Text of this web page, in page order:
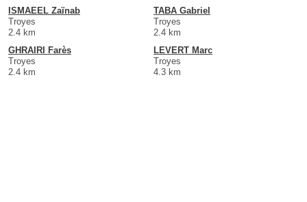
ISMAEEL Zaïnab
Troyes
2.4 km
TABA Gabriel
Troyes
2.4 km
GHRAIRI Farès
Troyes
2.4 km
LEVERT Marc
Troyes
4.3 km